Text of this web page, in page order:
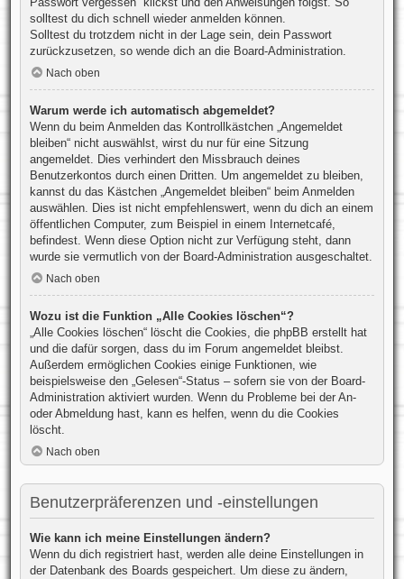
solltest du dich schnell wieder anmelden können.
Solltest du trotzdem nicht in der Lage sein, dein Passwort
zurückzusetzen, so wende dich an die Board-Administration.
Nach oben
Warum werde ich automatisch abgemeldet?
Wenn du beim Anmelden das Kontrollkästchen „Angemeldet
bleiben“ nicht auswählst, wirst du nur für eine Sitzung
angemeldet. Dies verhindert den Missbrauch deines
Benutzerkontos durch einen Dritten. Um angemeldet zu bleiben,
kannst du das Kästchen „Angemeldet bleiben“ beim Anmelden
auswählen. Dies ist nicht empfehlenswert, wenn du dich an einem
öffentlichen Computer, zum Beispiel in einem Internetcafé,
befindest. Wenn diese Option nicht zur Verfügung steht, dann
wurde sie vermutlich von der Board-Administration ausgeschaltet.
Nach oben
Wozu ist die Funktion „Alle Cookies löschen“?
„Alle Cookies löschen“ löscht die Cookies, die phpBB erstellt hat
und die dafür sorgen, dass du im Forum angemeldet bleibst.
Außerdem ermöglichen Cookies einige Funktionen, wie
beispielsweise den „Gelesen“-Status – sofern sie von der Board-
Administration aktiviert wurden. Wenn du Probleme bei der An-
oder Abmeldung hast, kann es helfen, wenn du die Cookies
löscht.
Nach oben
Benutzerpräferenzen und -einstellungen
Wie kann ich meine Einstellungen ändern?
Wenn du dich registriert hast, werden alle deine Einstellungen in
der Datenbank des Boards gespeichert. Um diese zu ändern,